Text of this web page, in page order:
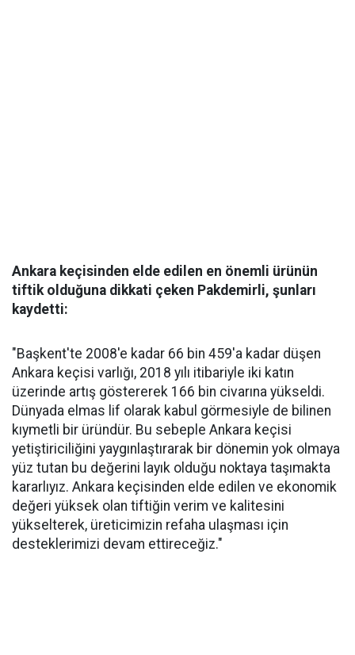
Ankara keçisinden elde edilen en önemli ürünün
tiftik olduğuna dikkati çeken Pakdemirli, şunları
kaydetti:
"Başkent'te 2008'e kadar 66 bin 459'a kadar düşen
Ankara keçisi varlığı, 2018 yılı itibariyle iki katın
üzerinde artış göstererek 166 bin civarına yükseldi.
Dünyada elmas lif olarak kabul görmesiyle de bilinen
kıymetli bir üründür. Bu sebeple Ankara keçisi
yetiştiriciliğini yaygınlaştırarak bir dönemin yok olmaya
yüz tutan bu değerini layık olduğu noktaya taşımakta
kararlıyız. Ankara keçisinden elde edilen ve ekonomik
değeri yüksek olan tiftiğin verim ve kalitesini
yükselterek, üreticimizin refaha ulaşması için
desteklerimizi devam ettireceğiz."